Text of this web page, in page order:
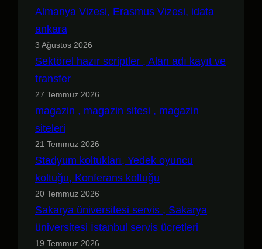
Almanya Vizesi, Erasmus Vizesi, idata
ankara
3 Ağustos 2026
Sektörel hazır scriptler , Alan adı kayıt ve
transfer
27 Temmuz 2026
magazin , magazin sitesi , magazin
siteleri
21 Temmuz 2026
Stadyum koltukları, Yedek oyuncu
koltuğu, Konferans koltuğu
20 Temmuz 2026
Sakarya üniversitesi servis , Sakarya
üniversitesi İstanbul servis ücretleri
19 Temmuz 2026